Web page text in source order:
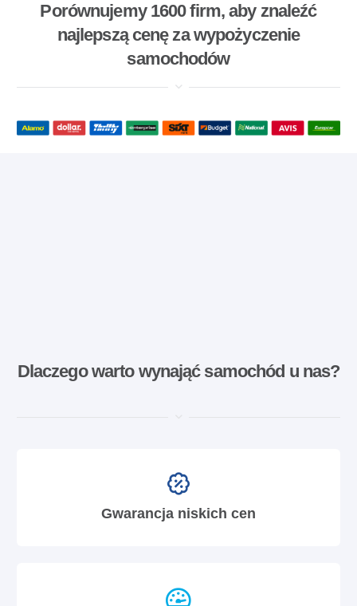
Porównujemy 1600 firm, aby znaleźć
najlepszą cenę za wypożyczenie
samochodów
Dlaczego warto wynająć samochód u nas?
Gwarancja niskich cen